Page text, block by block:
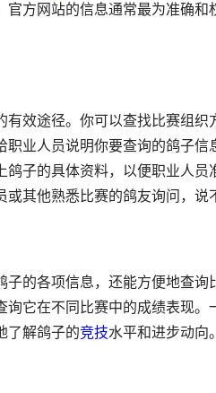
官方网站的信息通常最为准确和
效途径。你可以查找比赛组织
业人员说明你要查询的鸽子信
子的具体资料，以便职业人员
或其他熟悉比赛的鸽友询问，说
的各项信息，还能方便地查询
它在不同比赛中的成绩表现。
了解鸽子的竞技水平和进步动向。